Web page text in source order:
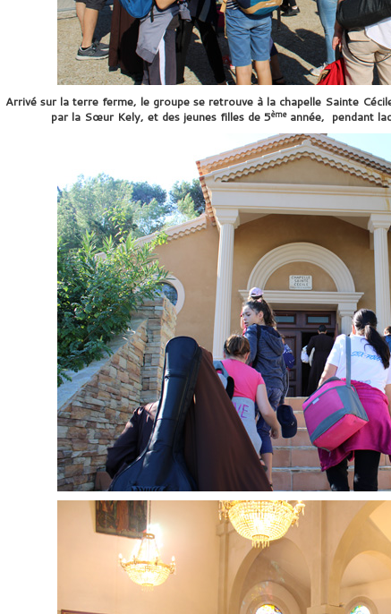
Arrivé sur la terre ferme, le groupe se retrouve à la chapelle Sainte
par la Sœur Kely, et des jeunes filles de 5èmeannée, pendant